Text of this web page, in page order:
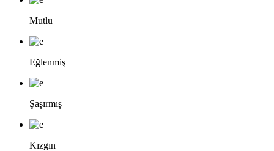
Mutlu
Eğlenmiş
Şaşırmış
Kızgın